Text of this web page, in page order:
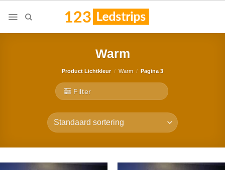
Warm
Product Lichtkleur / Warm / Pagina 3
Filter